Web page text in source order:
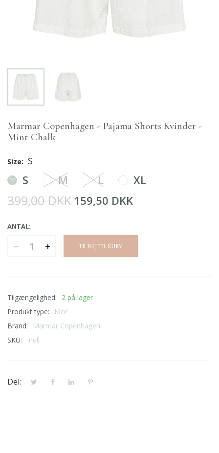
Marmar Copenhagen - Pajama Shorts Kvinder -
Mint Chalk
Size: S
S M L XL
399,00 DKK 159,50 DKK
ANTAL:
− + TILFØJ TIL KURV
Tilgængelighed:
2 på lager
Produkt type:
Mor
Brand:
Marmar Copenhagen
SKU:
null
Del: